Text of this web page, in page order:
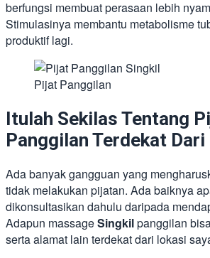
berfungsi membuat perasaan lebih
Stimulasinya membantu metabolisme
produktif lagi.
Pijat Panggilan
Itulah Sekilas Tentang
Panggilan Terdekat
Ada banyak gangguan yang
tidak melakukan pijatan. Ada baiknya
dikonsultasikan dahulu daripada
Adapun massageSingkilpanggilan
serta alamat lain terdekat dari lokasi